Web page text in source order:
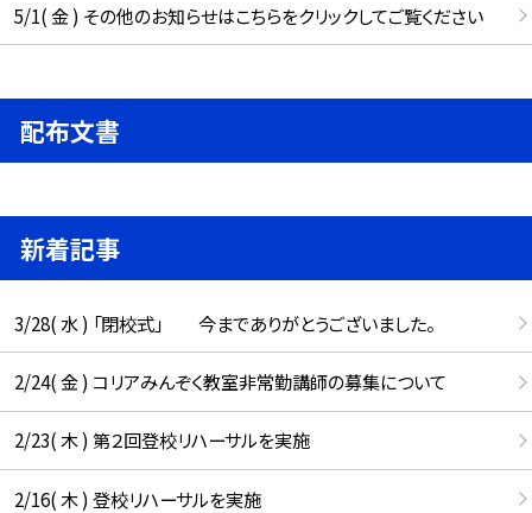
5/1( 金 ) その他のお知らせはこちらをクリックしてご覧ください
配布文書
新着記事
3/28( 水 ) 「閉校式」 今までありがとうございました。
2/24( 金 ) コリアみんぞく教室非常勤講師の募集について
2/23( 木 ) 第２回登校リハーサルを実施
2/16( 木 ) 登校リハーサルを実施